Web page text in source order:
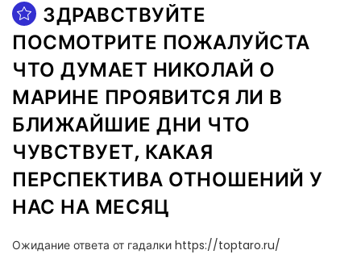
ЗДРАВСТВУЙТЕ
ПОСМОТРИТЕ ПОЖАЛУЙСТА
ЧТО ДУМАЕТ НИКОЛАЙ О
МАРИНЕ ПРОЯВИТСЯ ЛИ В
БЛИЖАЙШИЕ ДНИ ЧТО
ЧУВСТВУЕТ, КАКАЯ
ПЕРСПЕКТИВА ОТНОШЕНИЙ У
НАС НА МЕСЯЦ
Ожидание ответа от гадалки https://toptaro.ru/